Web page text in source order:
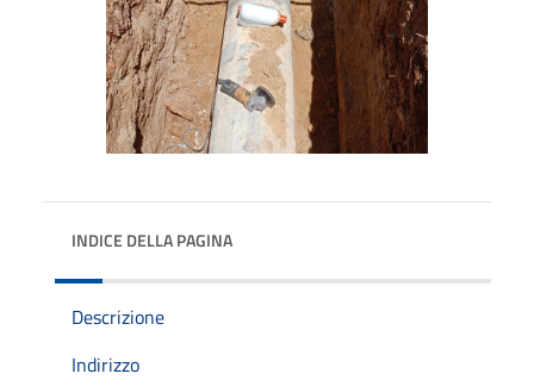
INDICE DELLA PAGINA
Descrizione
Indirizzo